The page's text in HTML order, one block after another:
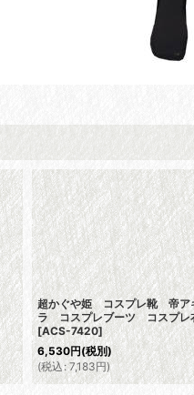
超かぐや姫 コスプレ靴 帝ア
ラ コスプレブーツ コスプレ
[ACS-7420]
6,530円(税別)
(税込: 7,183円)